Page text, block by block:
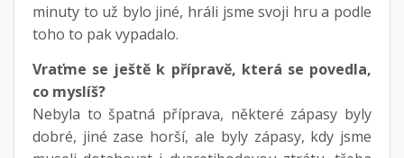
minuty to už bylo jiné, hráli jsme svoji hru a podle
toho to pak vypadalo.
Vraťme se ještě k přípravě, která se povedla,
co myslíš?
Nebyla to špatná příprava, některé zápasy byly
dobré, jiné zase horší, ale byly zápasy, kdy jsme